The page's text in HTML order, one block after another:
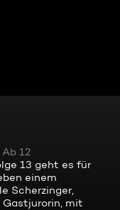
Ab 12
13 geht es für
einem
Scherzinger,
Gastjurorin, mit